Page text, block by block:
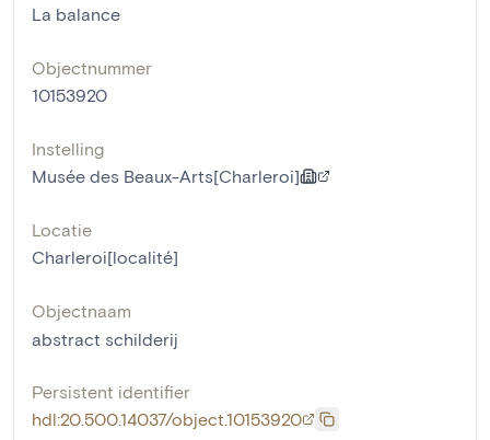
La balance
Objectnummer
10153920
Instelling
Musée des Beaux-Arts[Charleroi]
Locatie
Charleroi[localité]
Objectnaam
abstract schilderij
Persistent identifier
hdl:20.500.14037/object.10153920